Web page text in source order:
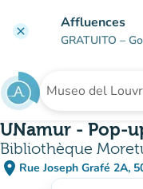
clear Affluences
GRATUITO –
Cerca una
UNamur - Pop-
Bibliothèque
place Rue Joseph Grafé 2A,